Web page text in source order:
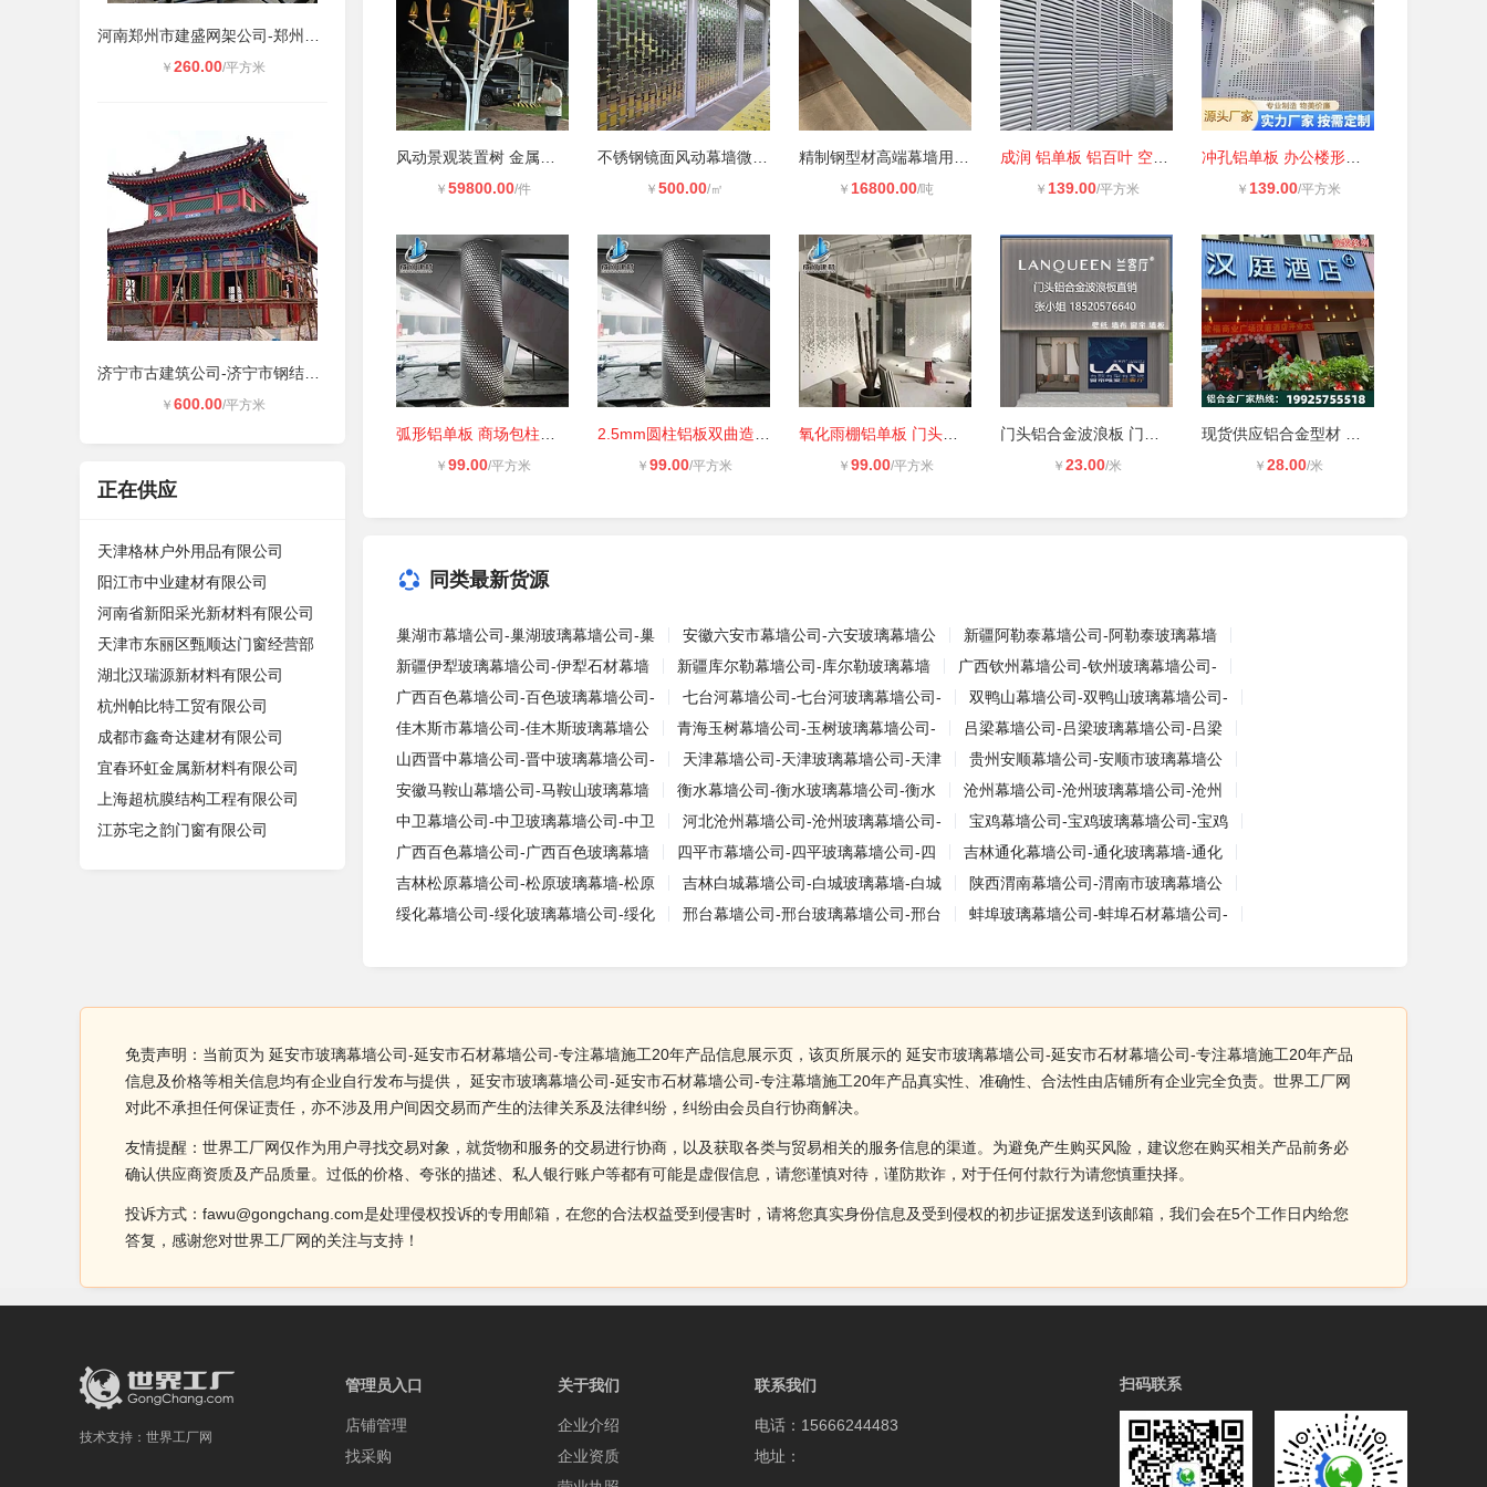
￥ 260.00/平方米
￥ 600.00/平方米
正在供应
天津格林户外用品有限公司
阳江市中业建材有限公司
河南省新阳采光新材料有限公司
天津市东丽区甄顺达门窗经营部
湖北汉瑞源新材料有限公司
杭州帕比特工贸有限公司
成都市鑫奇达建材有限公司
宜春环虹金属新材料有限公司
上海超杭膜结构工程有限公司
江苏宅之韵门窗有限公司
￥ 59800.00/件 ￥ 500.00/㎡ ￥ 16800.00/吨 ￥ 139.00/平方米 ￥ 139.00/平方米
￥ 99.00/平方米 ￥ 99.00/平方米 ￥ 99.00/平方米 ￥ 23.00/米 ￥ 28.00/米
同类最新货源
巢湖市幕墙公司-巢湖玻璃幕墙公司-巢 安徽六安市幕墙公司-六安玻璃幕墙公
新疆阿勒泰幕墙公司-阿勒泰玻璃幕墙
新疆伊犁玻璃幕墙公司-伊犁石材幕墙
新疆库尔勒幕墙公司-库尔勒玻璃幕墙
广西钦州幕墙公司-钦州玻璃幕墙公司-
广西百色幕墙公司-百色玻璃幕墙公司-
七台河幕墙公司-七台河玻璃幕墙公司-
双鸭山幕墙公司-双鸭山玻璃幕墙公司-
佳木斯市幕墙公司-佳木斯玻璃幕墙公
青海玉树幕墙公司-玉树玻璃幕墙公司-
吕梁幕墙公司-吕梁玻璃幕墙公司-吕梁
山西晋中幕墙公司-晋中玻璃幕墙公司-
天津幕墙公司-天津玻璃幕墙公司-天津
贵州安顺幕墙公司-安顺市玻璃幕墙公
安徽马鞍山幕墙公司-马鞍山玻璃幕墙
衡水幕墙公司-衡水玻璃幕墙公司-衡水
沧州幕墙公司-沧州玻璃幕墙公司-沧州
中卫幕墙公司-中卫玻璃幕墙公司-中卫
河北沧州幕墙公司-沧州玻璃幕墙公司-
宝鸡幕墙公司-宝鸡玻璃幕墙公司-宝鸡
广西百色幕墙公司-广西百色玻璃幕墙
四平市幕墙公司-四平玻璃幕墙公司-四
吉林通化幕墙公司-通化玻璃幕墙-通化
吉林松原幕墙公司-松原玻璃幕墙-松原
吉林白城幕墙公司-白城玻璃幕墙-白城
陕西渭南幕墙公司-渭南市玻璃幕墙公
绥化幕墙公司-绥化玻璃幕墙公司-绥化
邢台幕墙公司-邢台玻璃幕墙公司-邢台 蚌埠玻璃幕墙公司-蚌埠石材幕墙公司-
免责声明：当前页为 延安市玻璃幕墙公司-延安市石材幕墙公司-专注幕墙施工20年产品信息展示页，该页所展示的 延安市玻璃幕墙公司-延安市石材幕墙公司-专注幕墙施工20年产品
信息及价格等相关信息均有企业自行发布与提供， 延安市玻璃幕墙公司-延安市石材幕墙公司-专注幕墙施工20年产品真实性、准确性、合法性由店铺所有企业完全负责。世界工厂网
对此不承担任何保证责任，亦不涉及用户间因交易而产生的法律关系及法律纠纷，纠纷由会员自行协商解决。
友情提醒：世界工厂网仅作为用户寻找交易对象，就货物和服务的交易进行协商，以及获取各类与贸易相关的服务信息的渠道。为避免产生购买风险，建议您在购买相关产品前务必
确认供应商资质及产品质量。过低的价格、夸张的描述、私人银行账户等都有可能是虚假信息，请您谨慎对待，谨防欺诈，对于任何付款行为请您慎重抉择。
投诉方式：fawu@gongchang.com是处理侵权投诉的专用邮箱，在您的合法权益受到侵害时，请将您真实身份信息及受到侵权的初步证据发送到该邮箱，我们会在5个工作日内给您
答复，感谢您对世界工厂网的关注与支持！
技术支持： 世界工厂网
管理员入口
店铺管理
找采购
关于我们
企业介绍
企业资质
联系我们
电话：15666244483
地址：
扫码联系